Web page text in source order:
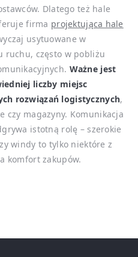
Dlatego też hale
firma projektująca hale
usytuowane w
ruchu, często w pobliżu
Ważne jest
liczby miejsc
rozwiązań logistycznych,
czy magazyny. Komunikacja
istotną rolę – szerokie
windy to tylko niektóre z
komfort zakupów.